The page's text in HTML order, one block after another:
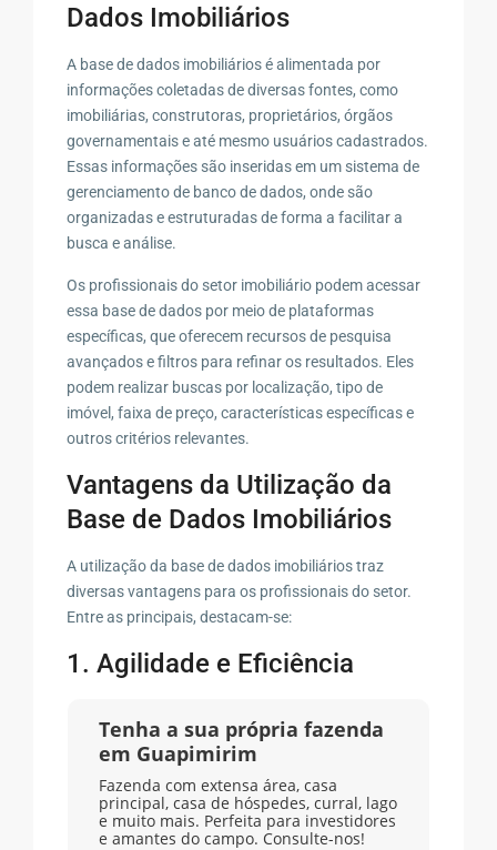
Dados Imobiliários
A base de dados imobiliários é alimentada por
informações coletadas de diversas fontes, como
imobiliárias, construtoras, proprietários, órgãos
governamentais e até mesmo usuários cadastrados.
Essas informações são inseridas em um sistema de
gerenciamento de banco de dados, onde são
organizadas e estruturadas de forma a facilitar a
busca e análise.
Os profissionais do setor imobiliário podem acessar
essa base de dados por meio de plataformas
específicas, que oferecem recursos de pesquisa
avançados e filtros para refinar os resultados. Eles
podem realizar buscas por localização, tipo de
imóvel, faixa de preço, características específicas e
outros critérios relevantes.
Vantagens da Utilização da
Base de Dados Imobiliários
A utilização da base de dados imobiliários traz
diversas vantagens para os profissionais do setor.
Entre as principais, destacam-se:
1. Agilidade e Eficiência
Tenha a sua própria fazenda
em Guapimirim
Fazenda com extensa área, casa
principal, casa de hóspedes, curral, lago
e muito mais. Perfeita para investidores
e amantes do campo. Consulte-nos!